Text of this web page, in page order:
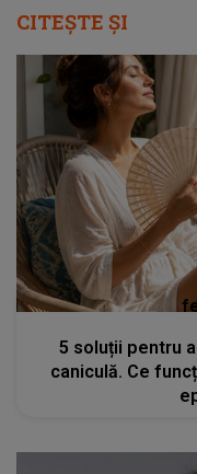
CITEȘTE ȘI
5 soluții pentru
caniculă. Ce